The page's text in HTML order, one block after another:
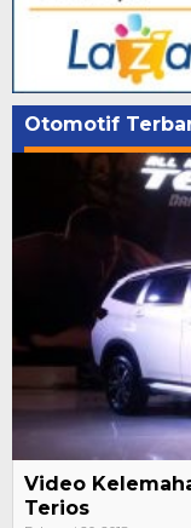
Otomotif
Video
Terios